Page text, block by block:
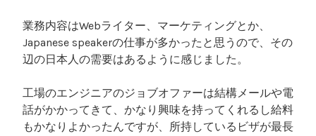
業務内容はWebライター、マーケティングとか、
Japanese speakerの仕事が多かったと思うので、その
辺の日本人の需要はあるように感じました。
工場のエンジニアのジョブオファーは結構メールや電
話がかかってきて、かなり興味を持ってくれるし給料
もかなりよかったんですが、所持しているビザが最長